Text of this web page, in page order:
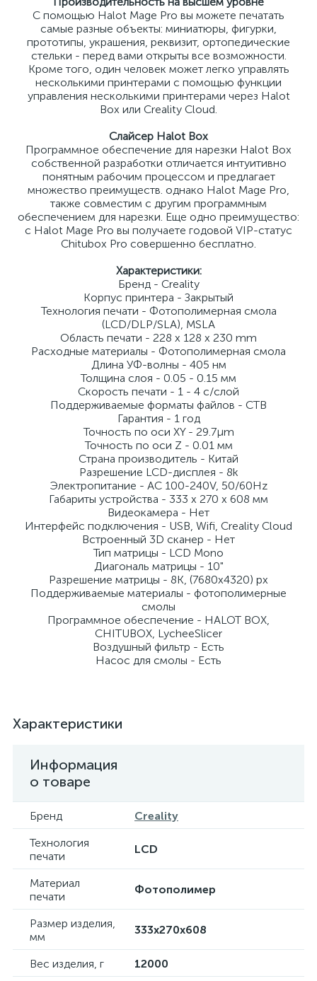
С помощью Halot Mage Pro вы можете печатать
самые разные объекты: миниатюры, фигурки,
прототипы, украшения, реквизит, ортопедические
стельки - перед вами открыты все возможности.
Кроме того, один человек может легко управлять
несколькими принтерами с помощью функции
управления несколькими принтерами через Halot
Box или Creality Cloud.
Слайсер Halot Box
Программное обеспечение для нарезки Halot Box
собственной разработки отличается интуитивно
понятным рабочим процессом и предлагает
множество преимуществ. однако Halot Mage Pro,
также совместим с другим программным
обеспечением для нарезки. Еще одно преимущество:
с Halot Mage Pro вы получаете годовой VIP-статус
Chitubox Pro совершенно бесплатно.
Характеристики:
Бренд - Creality
Корпус принтера - Закрытый
Технология печати - Фотополимерная смола
(LCD/DLP/SLA), MSLA
Область печати - 228 x 128 x 230 mm
Расходные материалы - Фотополимерная смола
Длина УФ-волны - 405 нм
Толщина слоя - 0.05 - 0.15 мм
Скорость печати - 1 - 4 c/слой
Поддерживаемые форматы файлов - CTB
Гарантия - 1 год
Точность по оси XY - 29.7μm
Точность по оси Z - 0.01 мм
Страна производитель - Китай
Разрешение LCD-дисплея - 8k
Электропитание - AC 100-240V, 50/60Hz
Габариты устройства - 333 x 270 x 608 мм
Видеокамера - Нет
Интерфейс подключения - USB, Wifi, Creality Cloud
Встроенный 3D сканер - Нет
Тип матрицы - LCD Mono
Диагональ матрицы - 10"
Разрешение матрицы - 8K, (7680х4320) px
Поддерживаемые материалы - фотополимерные
смолы
Программное обеспечение - HALOT BOX,
CHITUBOX, LycheeSlicer
Воздушный фильтр - Есть
Насос для смолы - Есть
Характеристики
Информация
о товаре
Бренд
Creality
Технология
печати
LCD
Материал
печати
Фотополимер
Размер изделия,
мм
333х270х608
Вес изделия, г
12000